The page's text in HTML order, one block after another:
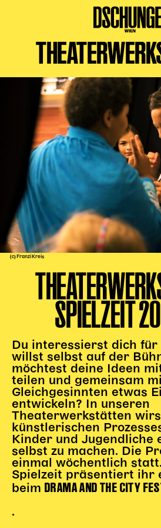
PROGRAMM
Spielplan
Vorstellungen
Festivals
Wild & Schön Festival
Gastspiele
Extras
Available for Touring
Archiv
MITSPIELEN
Kinder Kunst
Workshops
Abenteuernacht
Junge Kunst
Next Generation
Angewandte + DSCHUNGEL
MAGMA 25/26
Dramaturgie + Stadt
Theaterwerkstätten
PÄDAGOGIK
(c) Franzi Kreis
SPIELZEIT
Du interessierst dich für
willst selbst auf der
möchtest deine Ideen
teilen und gemeinsam
Gleichgesinnten etwas
entwickeln? In unseren
Theaterwerkstätten
künstlerischen
Kinder und Jugendliche
selbst zu machen. Die
einmal wöchentlich
Spielzeit präsentiert ihr
beim DRAMA AND THE CITY
.